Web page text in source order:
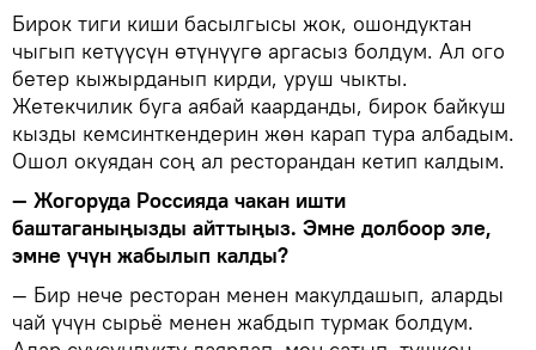
Бирок тиги киши басылгысы жок, ошондуктан
чыгып кетүүсүн өтүнүүгө аргасыз болдум. Ал ого
бетер кыжырданып кирди, уруш чыкты.
Жетекчилик буга аябай каарданды, бирок байкуш
кызды кемсинткендерин жөн карап тура албадым.
Ошол окуядан соң ал ресторандан кетип калдым.
— Жогоруда Россияда чакан ишти
баштаганыңызды айттыңыз. Эмне долбоор эле,
эмне үчүн жабылып калды?
— Бир нече ресторан менен макулдашып, аларды
чай үчүн сырьё менен жабдып турмак болдум.